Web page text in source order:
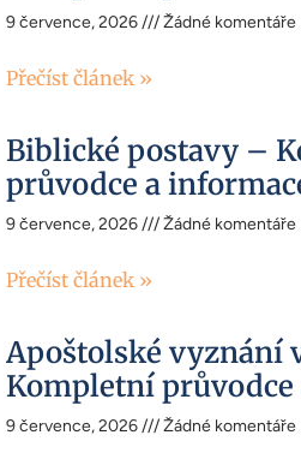
9 července, 2026 Žádné komentáře
Přečíst článek »
Biblické postavy –
průvodce a
9 července, 2026 Žádné komentáře
Přečíst článek »
Apoštolské vyznání
Kompletní průvodce
9 července, 2026 Žádné komentáře